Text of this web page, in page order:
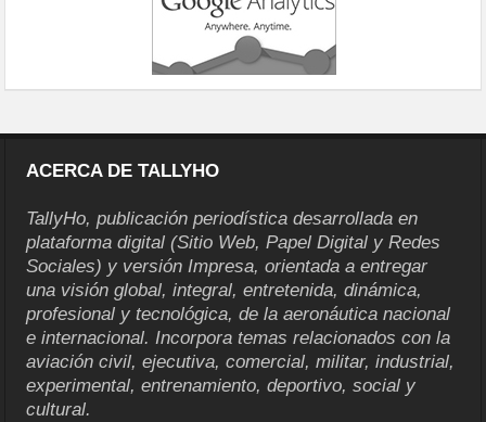
ACERCA DE TALLYHO
TallyHo, publicación periodística desarrollada en
plataforma digital (Sitio Web, Papel Digital y Redes
Sociales) y versión Impresa, orientada a entregar
una visión global, integral, entretenida, dinámica,
profesional y tecnológica, de la aeronáutica nacional
e internacional. Incorpora temas relacionados con la
aviación civil, ejecutiva, comercial, militar, industrial,
experimental, entrenamiento, deportivo, social y
cultural.